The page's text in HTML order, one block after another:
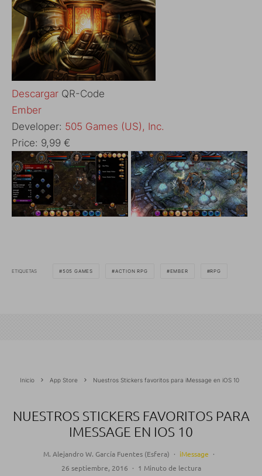
Descargar QR-Code
‎Ember
Developer: 505 Games (US), Inc.
Price: 9,99 €
ETIQUETAS 505 GAMES ACTION RPG EMBER RPG
Inicio App Store Nuestros Stickers favoritos para iMessage en iOS 10
NUESTROS STICKERS FAVORITOS PARA
IMESSAGE EN IOS 10
M. Alejandro W. García Fuentes (Esfera) · iMessage ·
26 septiembre, 2016 · 1 Minuto de lectura